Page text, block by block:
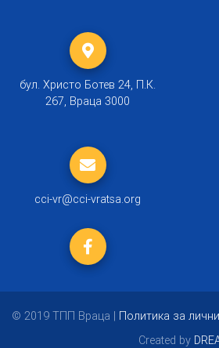
бул. Христо Ботев 24, П.К.
267, Враца 3000
cci-vr@cci-vratsa.org
© 2019 ТПП Враца | Политика за
Created by